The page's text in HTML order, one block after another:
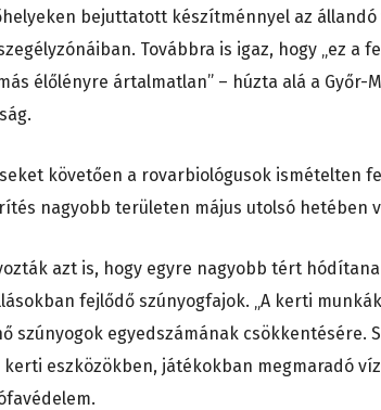
bejuttatott készítménnyel az
Továbbra is igaz, hogy „ez a
élőlényre ártalmatlan” – húzta alá a Győr-
követően a rovarbiológusok ismételten
nagyobb területen május utolsó hetében
azt is, hogy egyre nagyobb tért
fejlődő szúnyogfajok. „A kerti
szúnyogok egyedszámának
eszközökben, játékokban megmaradó